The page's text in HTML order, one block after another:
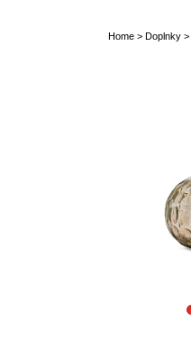
Home > Doplnky >